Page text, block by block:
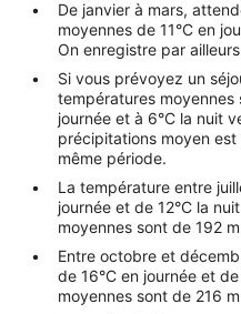
De janvier à mars,
moyennes de 11°C en
On enregistre par
Si vous prévoyez un
températures moyennes
journée et à 6°C la nuit
précipitations moyen
même période.
La température entre
journée et de 12°C la
moyennes sont de 192
Entre octobre et
de 16°C en journée et
moyennes sont de 216